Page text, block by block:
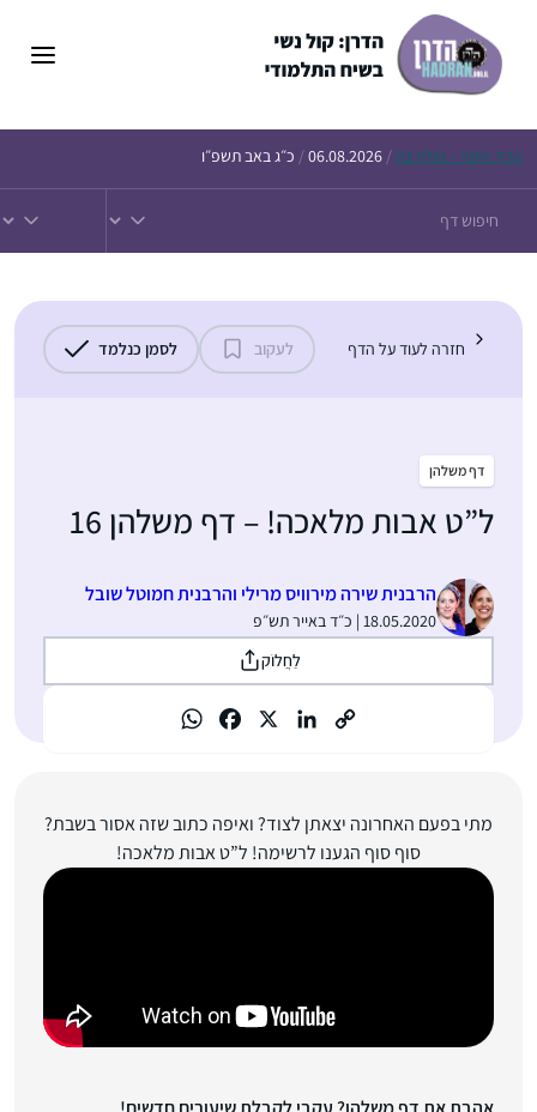
הדף היומי – חולין צח /
06.08.2026
/ כ״ג באב תשפ״ו
חזרה לעוד על הדף לעקוב לסמן כנלמד
דף משלהן
ל”ט אבות מלאכה! – דף משלהן 16
הרבנית שירה מירוויס מרילי והרבנית חמוטל שובל
18.05.2020 | כ״ד באייר תש״פ
לַחֲלוֹק
מתי בפעם האחרונה יצאתן לצוד? ואיפה כתוב שזה אסור בשבת?
סוף סוף הגענו לרשימה! ל”ט אבות מלאכה!